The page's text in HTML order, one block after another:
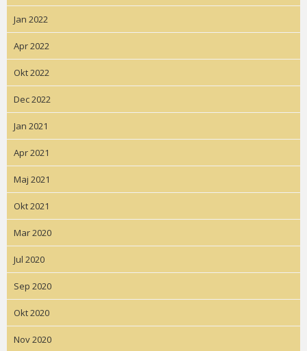
Jan 2022
Apr 2022
Okt 2022
Dec 2022
Jan 2021
Apr 2021
Maj 2021
Okt 2021
Mar 2020
Jul 2020
Sep 2020
Okt 2020
Nov 2020